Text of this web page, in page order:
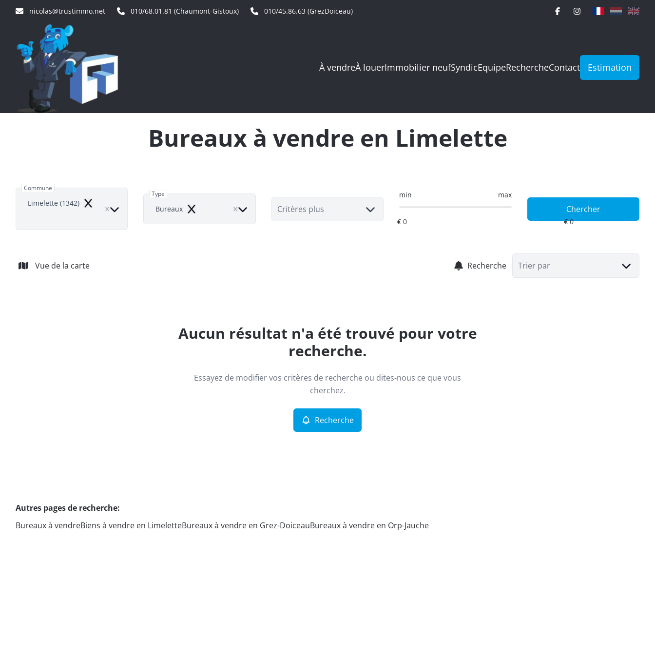
nicolas@trustimmo.net 010/68.01.81 (Chaumont-Gistoux) 010/45.86.63 (GrezDoiceau)
À vendreÀ louerImmobilier neufSyndicEquipeRechercheContact Estimation
Bureaux à vendre en Limelette
Commune
Limelette (1342) Remove
Type
Bureaux Remove Critères plus
min max
Chercher
Vue de la carte Recherche Trier par
Aucun résultat n'a été trouvé pour votre
recherche.
Essayez de modifier vos critères de recherche ou dites-nous ce que vous
cherchez.
Recherche
Autres pages de recherche:
Bureaux à vendreBiens à vendre en LimeletteBureaux à vendre en Grez-DoiceauBureaux à vendre en Orp-Jauche